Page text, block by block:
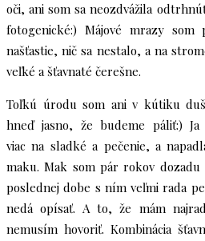
oči, ani som sa neozdvážila
fotogenické:) Májové mrazy som
našťastie, nič sa nestalo, a na
veľké a šťavnaté čerešne.
Toľkú úrodu som ani v kútiku
hneď jasno, že budeme páliť:) Ja
viac na sladké a pečenie, a
maku. Mak som pár rokov dozadu
poslednej dobe s ním veľmi rada
nedá opísať. A to, že mám
nemusím hovoriť. Kombinácia